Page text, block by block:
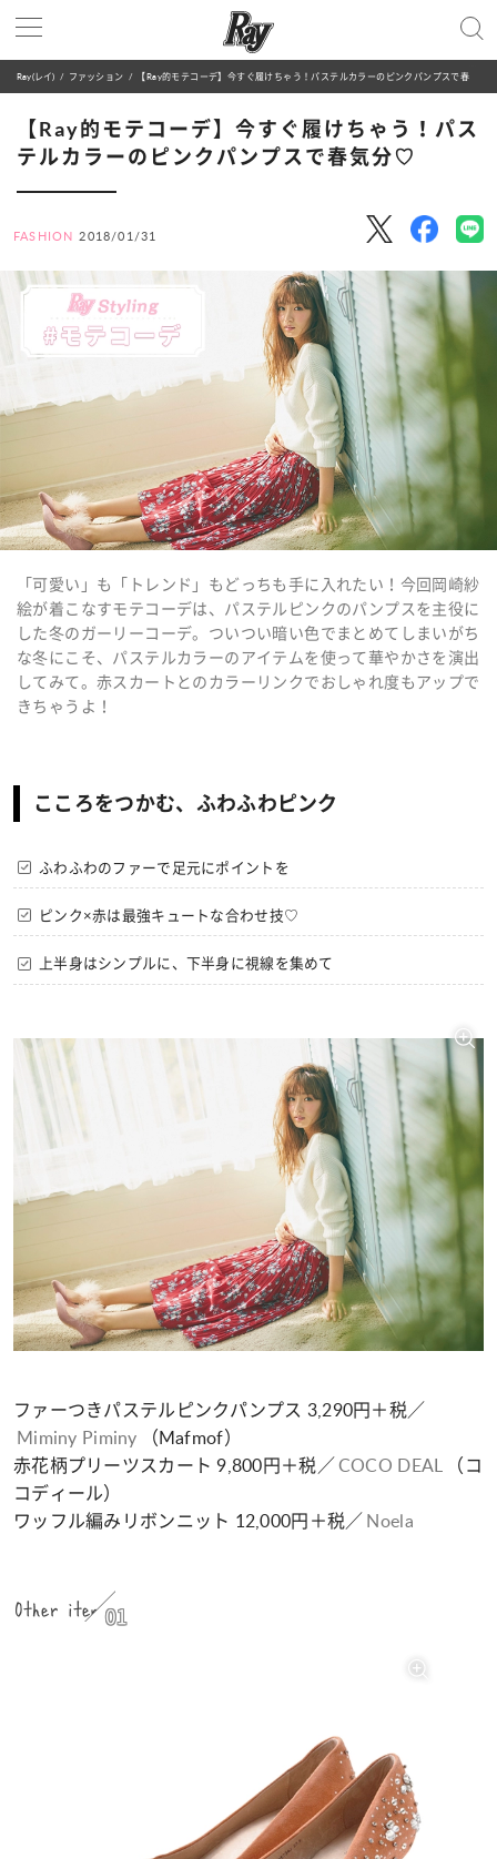
Ray(レイ) ファッション 【Ray的モテコーデ】今すぐ履けちゃう！パステルカラーのピンクパンプスで春気分♡
【Ray的モテコーデ】今すぐ履けちゃう！パス
テルカラーのピンクパンプスで春気分♡
FASHION 2018/01/31
「可愛い」も「トレンド」もどっちも手に入れたい！今回岡崎紗
絵が着こなすモテコーデは、パステルピンクのパンプスを主役に
した冬のガーリーコーデ。ついつい暗い色でまとめてしまいがち
な冬にこそ、パステルカラーのアイテムを使って華やかさを演出
してみて。赤スカートとのカラーリンクでおしゃれ度もアップで
きちゃうよ！
こころをつかむ、ふわふわピンク
ふわふわのファーで足元にポイントを
ピンク×赤は最強キュートな合わせ技♡
上半身はシンプルに、下半身に視線を集めて
ファーつきパステルピンクパンプス 3,290円＋税／
Miminy Piminy
（Mafmof）
赤花柄プリーツスカート 9,800円＋税／COCO DEAL
（コ
コディール）
ワッフル編みリボンニット 12,000円＋税／Noela
Other item 01